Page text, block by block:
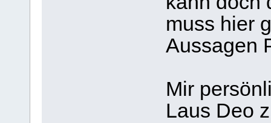
muss hier
Aussagen
Mir
Laus Deo